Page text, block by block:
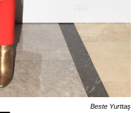
Beste Yurttaş